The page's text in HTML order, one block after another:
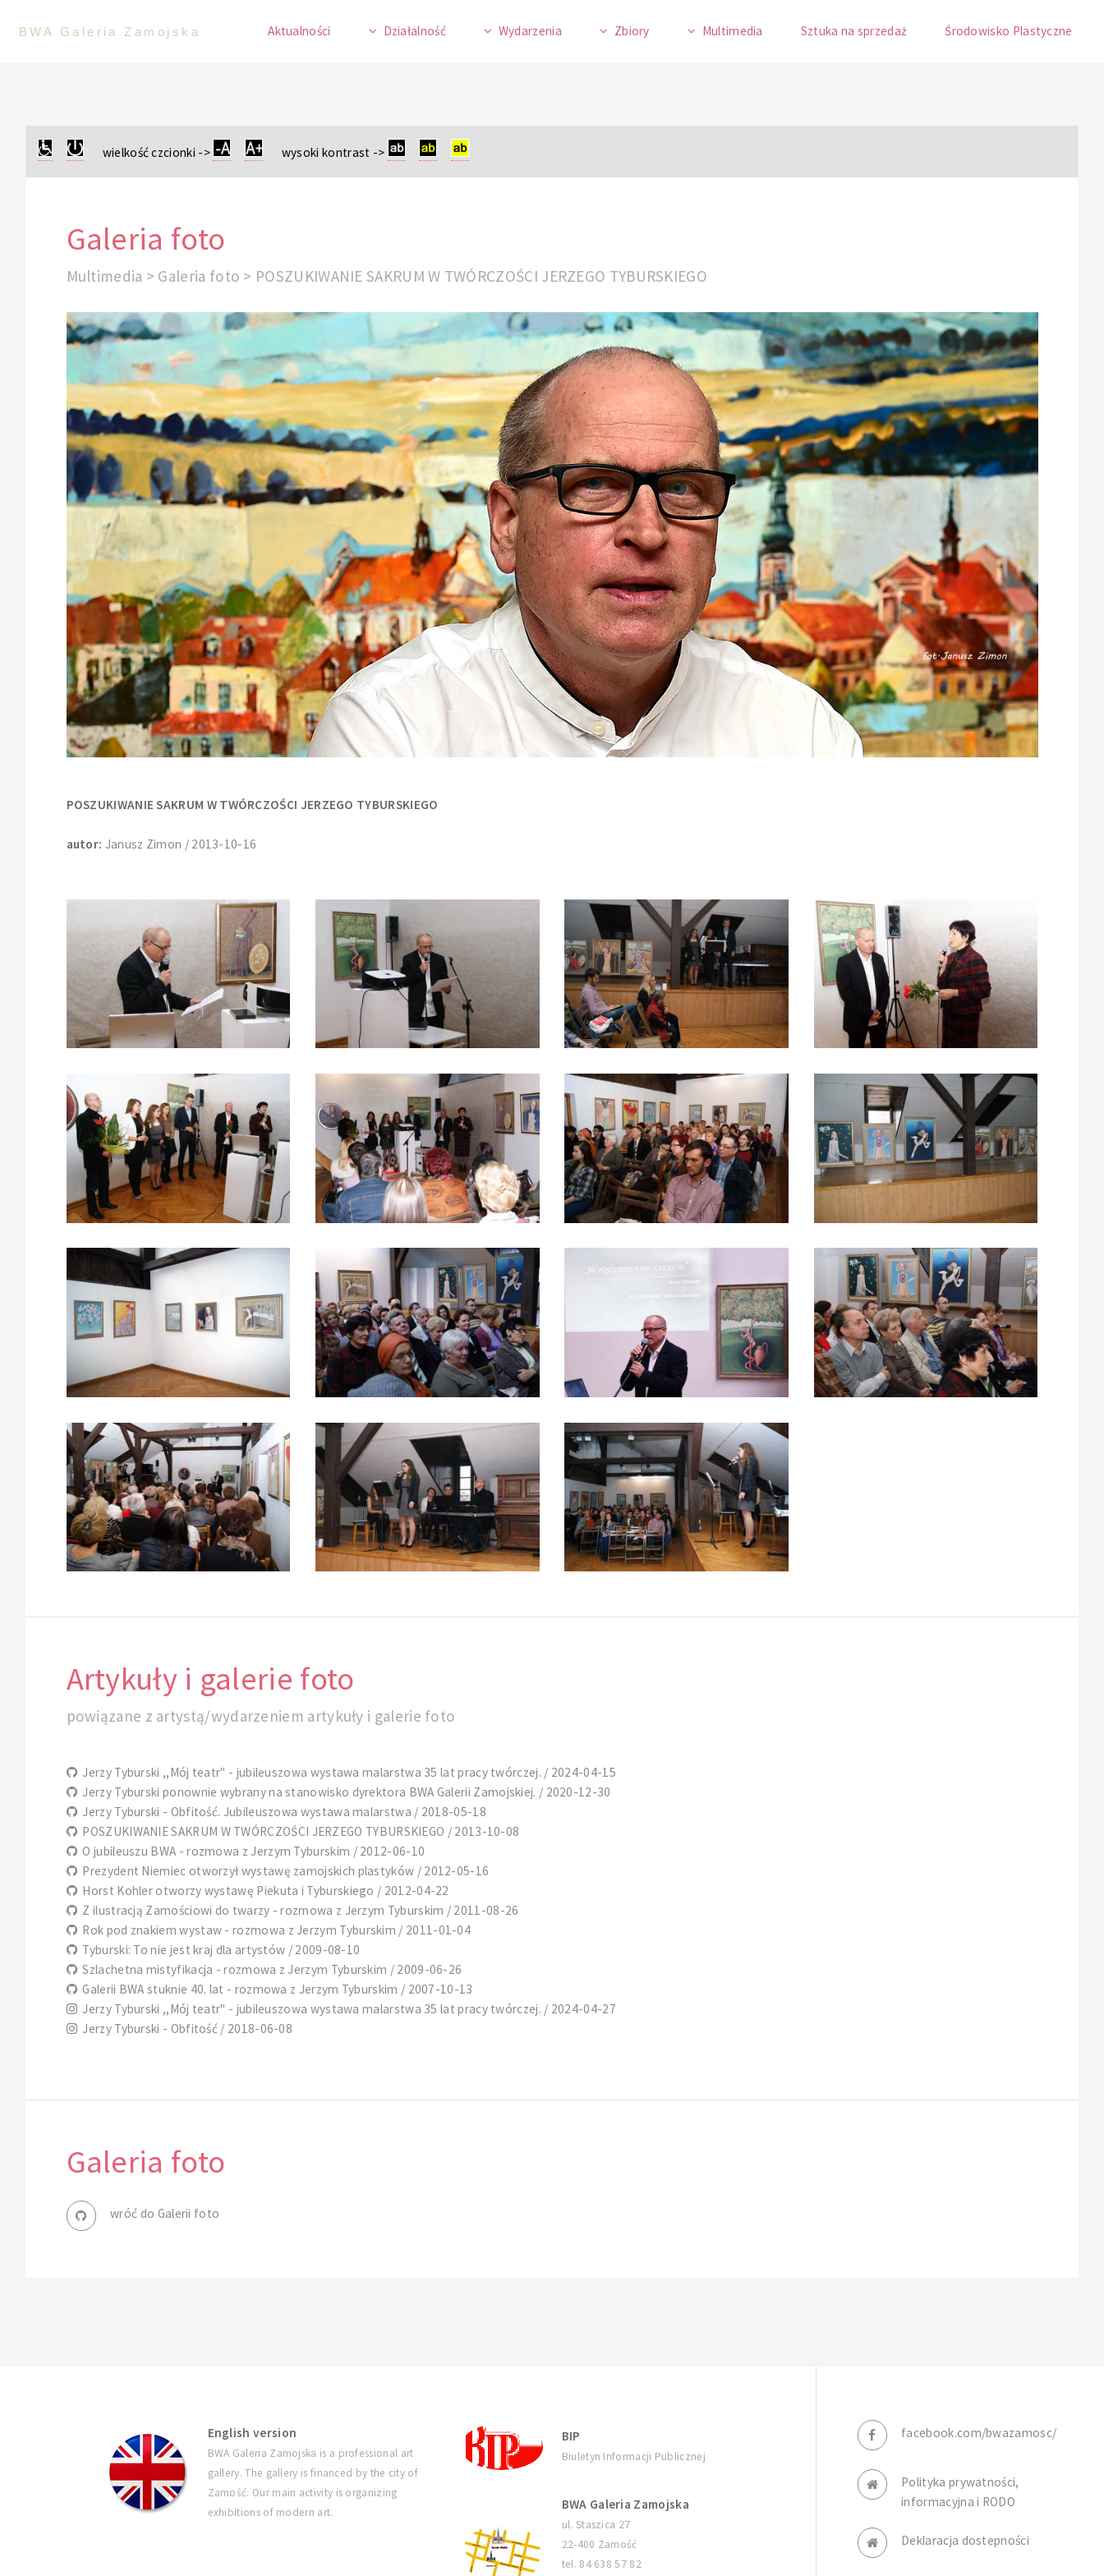
BWA Galeria Zamojska Aktualności Działalność Wydarzenia Zbiory Multimedia Sztuka na sprzedaż Środowisko Plastyczne
wielkość czcionki -> wysoki kontrast ->
Galeria foto
Multimedia > Galeria foto > POSZUKIWANIE SAKRUM W TWÓRCZOŚCI JERZEGO TYBURSKIEGO
POSZUKIWANIE SAKRUM W TWÓRCZOŚCI JERZEGO TYBURSKIEGO
autor: Janusz Zimon / 2013-10-16
Artykuły i galerie foto
powiązane z artystą/wydarzeniem artykuły i galerie foto
Jerzy Tyburski ,,Mój teatr" - jubileuszowa wystawa malarstwa 35 lat pracy twórczej. / 2024-04-15
Jerzy Tyburski ponownie wybrany na stanowisko dyrektora BWA Galerii Zamojskiej. / 2020-12-30
Jerzy Tyburski - Obfitość. Jubileuszowa wystawa malarstwa / 2018-05-18
POSZUKIWANIE SAKRUM W TWÓRCZOŚCI JERZEGO TYBURSKIEGO / 2013-10-08
O jubileuszu BWA - rozmowa z Jerzym Tyburskim / 2012-06-10
Prezydent Niemiec otworzył wystawę zamojskich plastyków / 2012-05-16
Horst Kohler otworzy wystawę Piekuta i Tyburskiego / 2012-04-22
Z ilustracją Zamościowi do twarzy - rozmowa z Jerzym Tyburskim / 2011-08-26
Rok pod znakiem wystaw - rozmowa z Jerzym Tyburskim / 2011-01-04
Tyburski: To nie jest kraj dla artystów / 2009-08-10
Szlachetna mistyfikacja - rozmowa z Jerzym Tyburskim / 2009-06-26
Galerii BWA stuknie 40. lat - rozmowa z Jerzym Tyburskim / 2007-10-13
Jerzy Tyburski ,,Mój teatr" - jubileuszowa wystawa malarstwa 35 lat pracy twórczej. / 2024-04-27
Jerzy Tyburski - Obfitość / 2018-06-08
Galeria foto
wróć do Galerii foto
English version
BWA Galeria Zamojska is a professional art
gallery. The gallery is financed by the city of
Zamość. Our main activity is organizing
exhibitions of modern art.
BIP
Biuletyn Informacji Publicznej
BWA Galeria Zamojska
ul. Staszica 27
22-400 Zamość
tel. 84 638 57 82
facebook.com/bwazamosc/
Polityka prywatności,
informacyjna i RODO
Deklaracja dostepności